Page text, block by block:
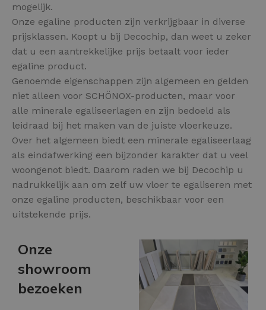
mogelijk.
Onze egaline producten zijn verkrijgbaar in diverse
prijsklassen. Koopt u bij Decochip, dan weet u zeker
dat u een aantrekkelijke prijs betaalt voor ieder
egaline product.
Genoemde eigenschappen zijn algemeen en gelden
niet alleen voor SCHÖNOX-producten, maar voor
alle minerale egaliseerlagen en zijn bedoeld als
leidraad bij het maken van de juiste vloerkeuze.
Over het algemeen biedt een minerale egaliseerlaag
als eindafwerking een bijzonder karakter dat u veel
woongenot biedt. Daarom raden we bij Decochip u
nadrukkelijk aan om zelf uw vloer te egaliseren met
onze egaline producten, beschikbaar voor een
uitstekende prijs.
Onze
showroom
bezoeken